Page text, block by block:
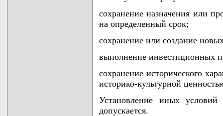
сохранение назначения или
на определенный срок;
сохранение или создание
выполнение инвестиционных
сохранение исторического
историко-культурной
Установление иных
допускается.